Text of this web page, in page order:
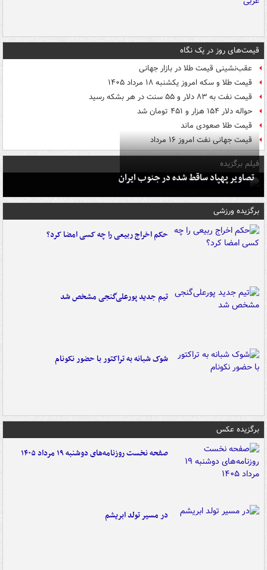
قیمت‌های روز در یک نگاه
عقب‌نشینی قیمت طلا در بازار جهانی
قیمت طلا و سکه امروز یکشنبه ۱۸ مرداد ۱۴۰۵
قیمت نفت به ۸۳ دلار و ۵۵ سنت در هر بشکه رسید
حواله دلار ۱۵۴ هزار و ۴۵۱ تومان شد
قیمت طلا صعودی ماند
قیمت جهانی نفت امروز ۱۶ مرداد
فیلم برگزیده
تصاویر پهپاد ساقط شده در جنوب ایران
برگزیده ورزشی
حکم اخراج ربیعی را چه کسی امضا کرد؟
تیم جدید پورعلی‌گنجی مشخص شد
شوک شبانه به تراکتور با حضور نکونام
برگزیده عکس
صفحه نخست روزنامه‌های دوشنبه ۱۹ مرداد ۱۴۰۵
در مسیر تولد ابریشم